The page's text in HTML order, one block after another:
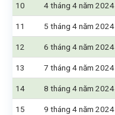
10 4 tháng 4 năm 2024
11 5 tháng 4 năm 2024
12 6 tháng 4 năm 2024
13 7 tháng 4 năm 2024
14 8 tháng 4 năm 2024
15 9 tháng 4 năm 2024